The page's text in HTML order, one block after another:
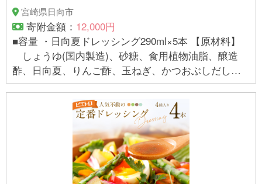
宮崎県日向市
寄附金額： 12,000円
■容量 ・日向夏ドレッシング290ml×5本 【原材料】
しょうゆ(国内製造)、砂糖、食用植物油脂、醸造
酢、日向夏、りんご酢、玉ねぎ、かつおぶしだし、
香辛料、食塩/調味料(アミノ酸等)、酸味料、増粘剤
湿・直射日光を避けて保存してください 開封後
は、冷蔵庫に保存の上、お早くお召し上がり下さい ■
アレルギー 小麦,大豆,りんご ミツイシ 宮崎県 日向市